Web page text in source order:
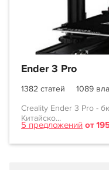
Ender 3 Pro
1382 статей
1089
Creality Ender 3 Pro -
Китайско...
5 предложений от